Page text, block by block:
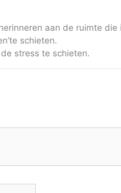
aan de ruimte
schieten.
stress te schieten.